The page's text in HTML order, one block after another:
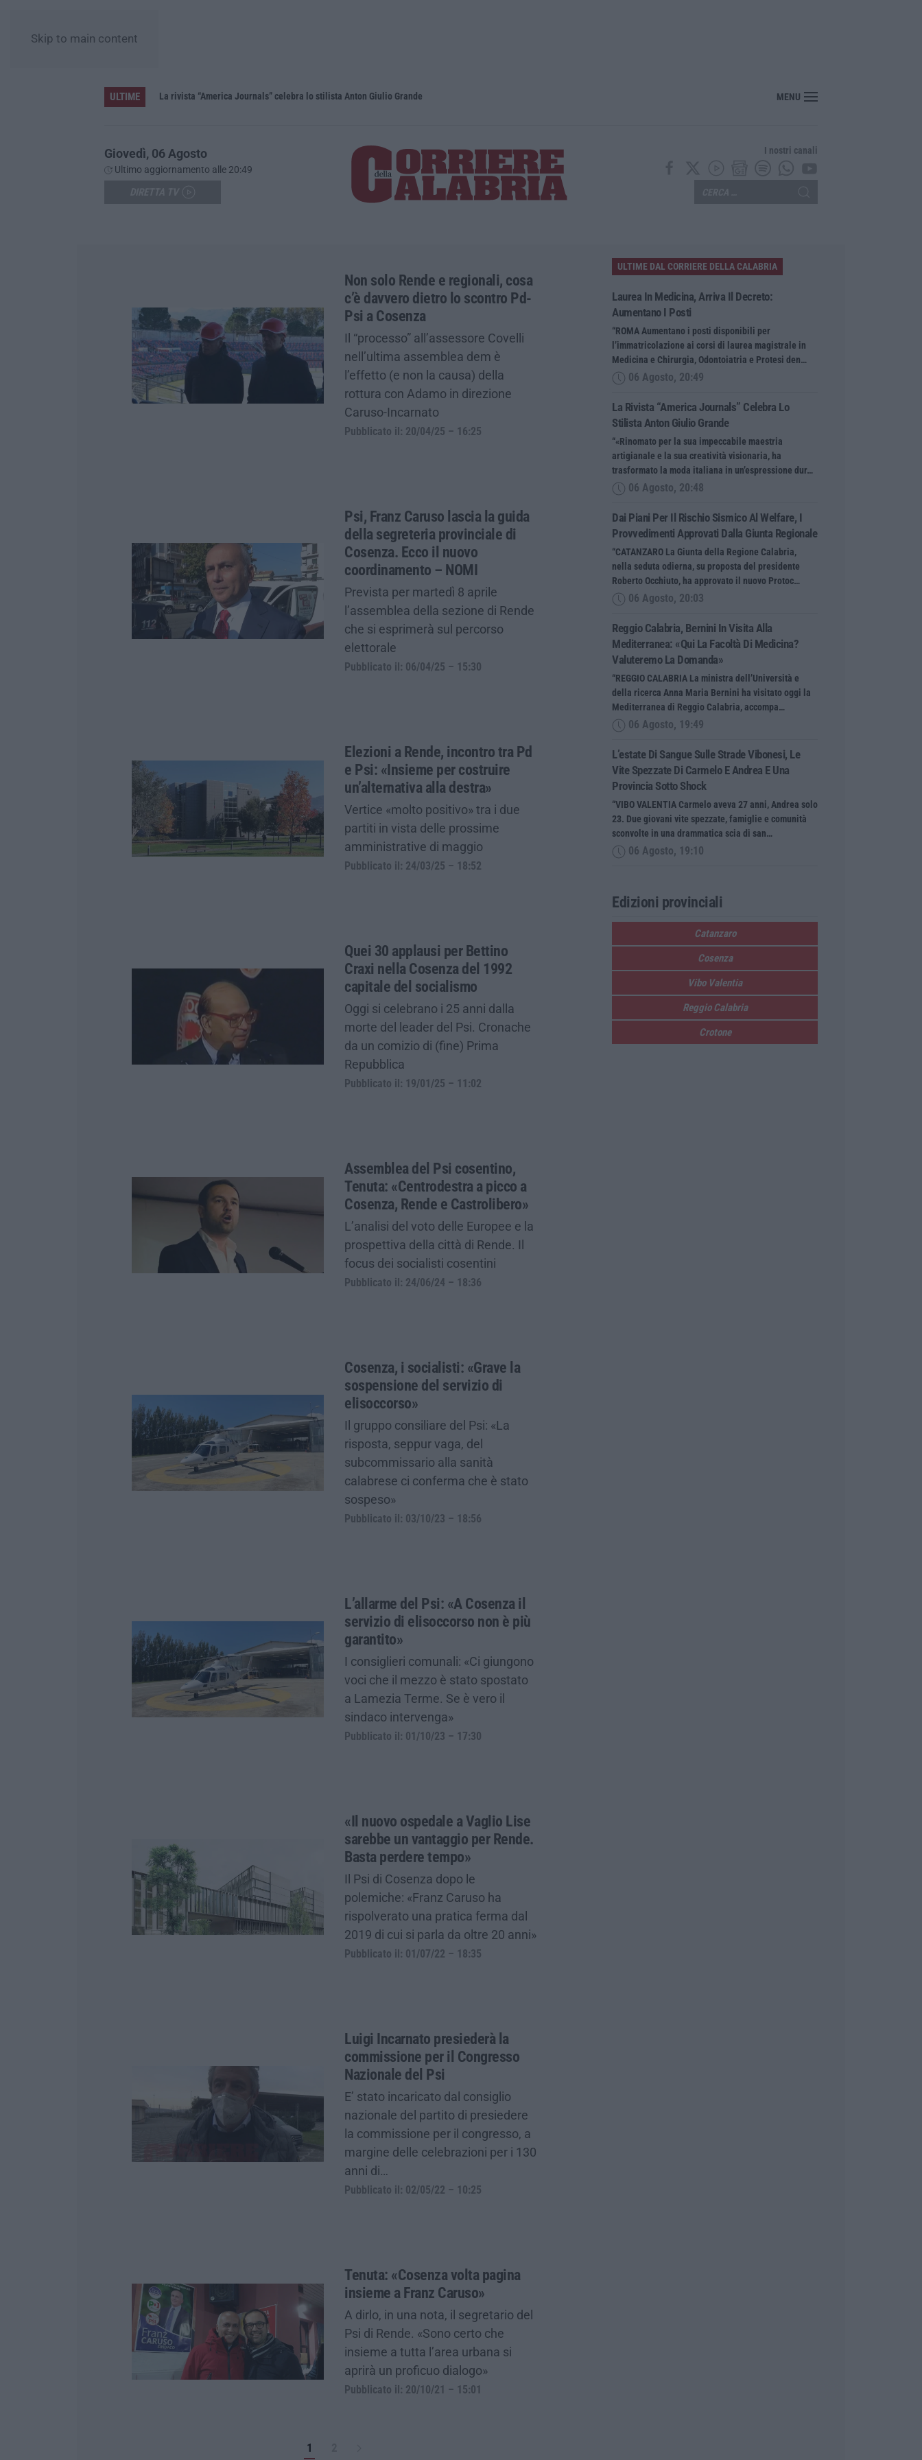
Skip to main content
ULTIME La rivista “America Journals” celebra lo stilista Anton Giulio Grande Dai Piani per il rischio sismico al welfare, i provvedimenti approvati dalla Giunta
MENU
Giovedì, 06 Agosto
Ultimo aggiornamento alle 20:49
I nostri canali
Non solo Rende e regionali, cosa
c’è davvero dietro lo scontro Pd-
Psi a Cosenza
Il “processo” all’assessore Covelli
nell’ultima assemblea dem è
l’effetto (e non la causa) della
rottura con Adamo in direzione
Caruso-Incarnato
Pubblicato il: 20/04/25 – 16:25
Psi, Franz Caruso lascia la guida
della segreteria provinciale di
Cosenza. Ecco il nuovo
coordinamento – NOMI
Prevista per martedì 8 aprile
l’assemblea della sezione di Rende
che si esprimerà sul percorso
elettorale
Pubblicato il: 06/04/25 – 15:30
Elezioni a Rende, incontro tra Pd
e Psi: «Insieme per costruire
un’alternativa alla destra»
Vertice «molto positivo» tra i due
partiti in vista delle prossime
amministrative di maggio
Pubblicato il: 24/03/25 – 18:52
Quei 30 applausi per Bettino
Craxi nella Cosenza del 1992
capitale del socialismo
Oggi si celebrano i 25 anni dalla
morte del leader del Psi. Cronache
da un comizio di (fine) Prima
Repubblica
Pubblicato il: 19/01/25 – 11:02
Assemblea del Psi cosentino,
Tenuta: «Centrodestra a picco a
Cosenza, Rende e Castrolibero»
L’analisi del voto delle Europee e la
prospettiva della città di Rende. Il
focus dei socialisti cosentini
Pubblicato il: 24/06/24 – 18:36
Cosenza, i socialisti: «Grave la
sospensione del servizio di
elisoccorso»
Il gruppo consiliare del Psi: «La
risposta, seppur vaga, del
subcommissario alla sanità
calabrese ci conferma che è stato
sospeso»
Pubblicato il: 03/10/23 – 18:56
L’allarme del Psi: «A Cosenza il
servizio di elisoccorso non è più
garantito»
I consiglieri comunali: «Ci giungono
voci che il mezzo è stato spostato
a Lamezia Terme. Se è vero il
sindaco intervenga»
Pubblicato il: 01/10/23 – 17:30
«Il nuovo ospedale a Vaglio Lise
sarebbe un vantaggio per Rende.
Basta perdere tempo»
Il Psi di Cosenza dopo le
polemiche: «Franz Caruso ha
rispolverato una pratica ferma dal
2019 di cui si parla da oltre 20 anni»
Pubblicato il: 01/07/22 – 18:35
Luigi Incarnato presiederà la
commissione per il Congresso
Nazionale del Psi
E’ stato incaricato dal consiglio
nazionale del partito di presiedere
la commissione per il congresso, a
margine delle celebrazioni per i 130
anni di…
Pubblicato il: 02/05/22 – 10:25
Tenuta: «Cosenza volta pagina
insieme a Franz Caruso»
A dirlo, in una nota, il segretario del
Psi di Rende. «Sono certo che
insieme a tutta l’area urbana si
aprirà un proficuo dialogo»
Pubblicato il: 20/10/21 – 15:01
1
ULTIME DAL CORRIERE DELLA CALABRIA
Laurea In Medicina, Arriva Il Decreto:
Aumentano I Posti
“ROMA Aumentano i posti disponibili per
l’immatricolazione ai corsi di laurea magistrale in
Medicina e Chirurgia, Odontoiatria e Protesi den…
06 Agosto, 20:49
La Rivista “America Journals” Celebra Lo
Stilista Anton Giulio Grande
“«Rinomato per la sua impeccabile maestria
artigianale e la sua creatività visionaria, ha
trasformato la moda italiana in un’espressione dur…
06 Agosto, 20:48
Dai Piani Per Il Rischio Sismico Al Welfare, I
Provvedimenti Approvati Dalla Giunta Regionale
“CATANZARO La Giunta della Regione Calabria,
nella seduta odierna, su proposta del presidente
Roberto Occhiuto, ha approvato il nuovo Protoc…
06 Agosto, 20:03
Reggio Calabria, Bernini In Visita Alla
Mediterranea: «Qui La Facoltà Di Medicina?
Valuteremo La Domanda»
“REGGIO CALABRIA La ministra dell’Università e
della ricerca Anna Maria Bernini ha visitato oggi la
Mediterranea di Reggio Calabria, accompa…
06 Agosto, 19:49
L’estate Di Sangue Sulle Strade Vibonesi, Le
Vite Spezzate Di Carmelo E Andrea E Una
Provincia Sotto Shock
“VIBO VALENTIA Carmelo aveva 27 anni, Andrea solo
23. Due giovani vite spezzate, famiglie e comunità
sconvolte in una drammatica scia di san…
06 Agosto, 19:10
Edizioni provinciali
Catanzaro
Cosenza
Vibo Valentia
Reggio Calabria
Crotone